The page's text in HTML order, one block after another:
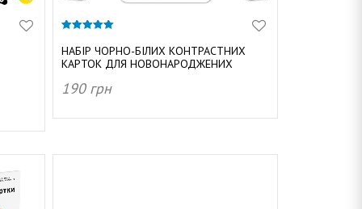
з 5
НАБІР ЧОРНО-БІЛИХ КОНТРАСТНИХ
КАРТОК ДЛЯ НОВОНАРОДЖЕНИХ
190 грн